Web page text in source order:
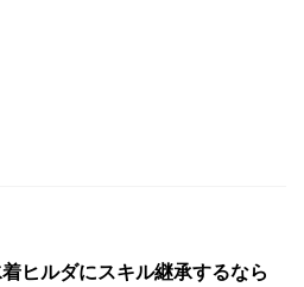
着ヒルダにスキル継承するなら